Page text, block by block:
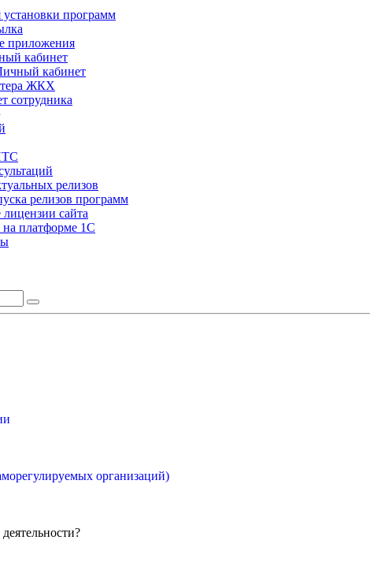
установки программ
приложения
кабинет
кабинет
ЖКХ
сотрудника
релизов
релизов программ
сайта
на платформе 1С
организаций)